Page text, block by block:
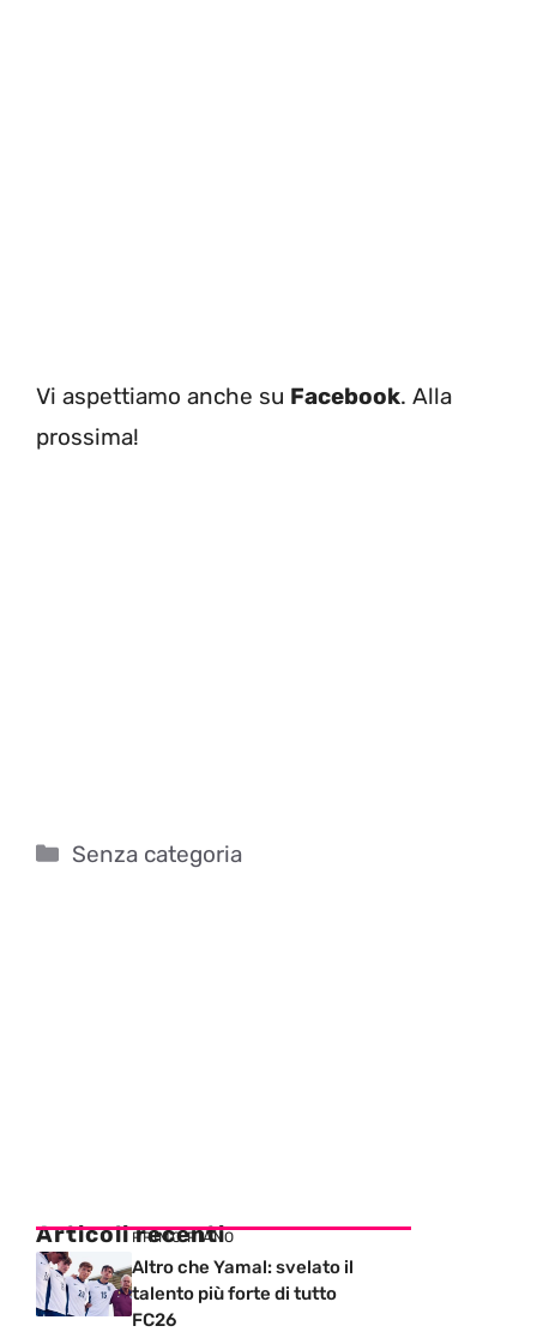
Vi aspettiamo anche su Facebook. Alla
prossima!
Categorie
Senza categoria
Articoli recenti
PRIMO PIANO
Altro che Yamal: svelato il
talento più forte di tutto
FC26